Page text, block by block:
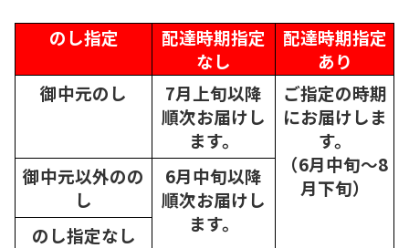
のし指定
配達時期指定
なし
配達時期指定
あり
御中元のし
7月上旬以降
順次お届けし
ます。
ご指定の時期
にお届けしま
す。
（6月中旬～8
月下旬）
御中元以外のの
し
6月中旬以降
順次お届けし
ます。
のし指定なし